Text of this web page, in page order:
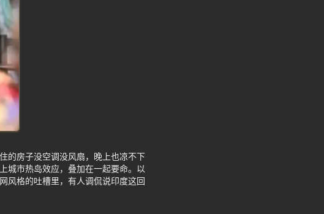
的房子没空调没风扇，晚上也凉不下
城市热岛效应，叠加在一起要命。以
风格的吐槽里，有人调侃说印度这回